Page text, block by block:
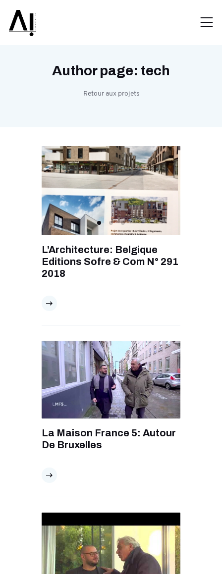
Author page: tech
Retour aux projets
L’Architecture: Belgique
Editions Sofre & Com N° 291
2018
La Maison France 5: Autour
De Bruxelles